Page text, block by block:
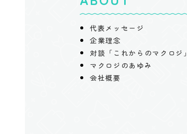
代表メッセージ
企業理念
対談「これからのマクロジ」
マクロジのあゆみ
会社概要